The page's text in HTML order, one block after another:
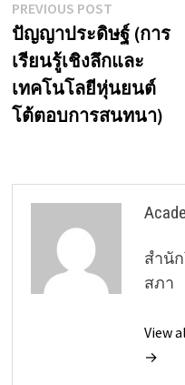
Post
navigation
PREVIOUS POSTPrevious
post:
ปัญญาประดิษฐ์ (การ
เรียนรู้เชิงลึกและ
เทคโนโลยีหุ่นยนต์
โต้ตอบการสนทนา)
สำนั
สภา
View
→